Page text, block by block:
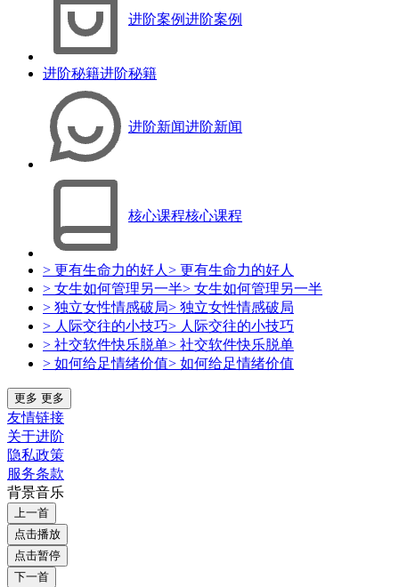
进阶案例进阶案例
进阶秘籍进阶秘籍
进阶新闻进阶新闻
核心课程核心课程
> 更有生命力的好人 > 更有生命力的好人
> 女生如何管理另一半> 女生如何管理另一半
> 独立女性情感破局> 独立女性情感破局
> 人际交往的小技巧> 人际交往的小技巧
> 社交软件快乐脱单> 社交软件快乐脱单
> 如何给足情绪价值> 如何给足情绪价值
更多 更多
友情链接
关于进阶
隐私政策
服务条款
背景音乐
上一首
点击播放
点击暂停
下一首